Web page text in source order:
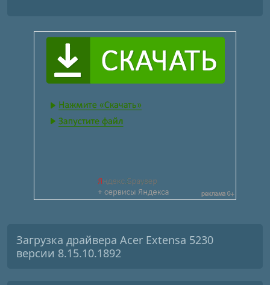
Загрузка драйвера Acer Extensa 5230
версии 8.15.10.1892